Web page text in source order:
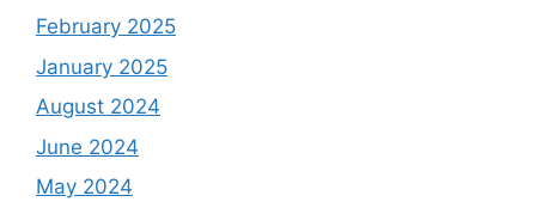
February 2025
January 2025
August 2024
June 2024
May 2024